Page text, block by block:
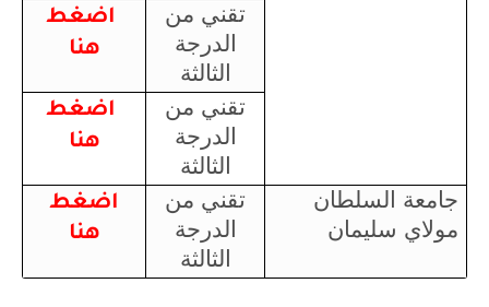
تقني من
الدرجة
الثالثة
اضغط
هنا
تقني من
الدرجة
الثالثة
اضغط
هنا
جامعة السلطان
مولاي سليمان
تقني من
الدرجة
الثالثة
اضغط
هنا